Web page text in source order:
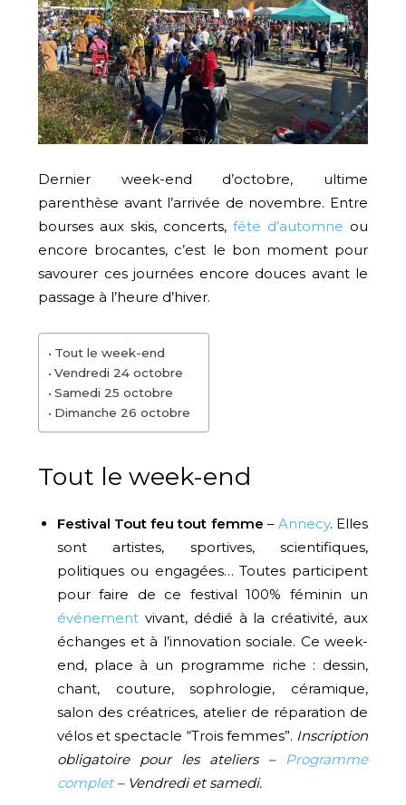
Dernier week-end d’octobre, ultime
parenthèse avant l’arrivée de novembre. Entre
bourses aux skis, concerts, fête d’automne ou
encore brocantes, c’est le bon moment pour
savourer ces journées encore douces avant le
passage à l’heure d’hiver.
Tout le week-end
Vendredi 24 octobre
Samedi 25 octobre
Dimanche 26 octobre
Tout le week-end
Festival Tout feu tout femme – Annecy. Elles
sont artistes, sportives, scientifiques,
politiques ou engagées… Toutes participent
pour faire de ce festival 100% féminin un
événement vivant, dédié à la créativité, aux
échanges et à l’innovation sociale. Ce week-
end, place à un programme riche : dessin,
chant, couture, sophrologie, céramique,
salon des créatrices, atelier de réparation de
vélos et spectacle “Trois femmes”. Inscription
obligatoire pour les ateliers – Programme
complet– Vendredi et samedi.